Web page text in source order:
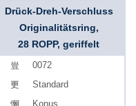
Drück-Dreh-Verschluss
Originalitätsring,
28 ROPP, geriffelt
0072
Standard
Konus